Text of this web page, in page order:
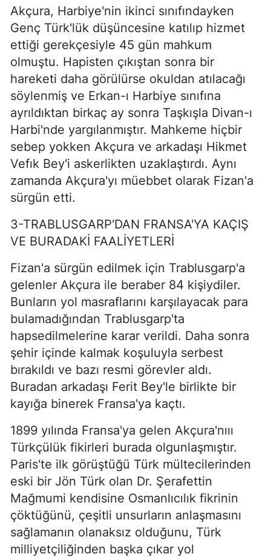
Akçura, Harbiye'nin ikinci sınıfındayken
Genç Türk'lük düşüncesine katılıp hizmet
ettiği gerekçesiyle 45 gün mahkum
olmuştu. Hapisten çıkıştan sonra bir
hareketi daha görülürse okuldan atılacağı
söylenmiş ve Erkan-ı Harbiye sınıfına
ayrıldıktan birkaç ay sonra Taşkışla Divan-ı
Harbi'nde yargılanmıştır. Mahkeme hiçbir
sebep yokken Akçura ve arkadaşı Hikmet
Vefık Bey'i askerlikten uzaklaştırdı. Aynı
zamanda Akçura'yı müebbet olarak Fizan'a
sürgün etti.
3-TRABLUSGARP'DAN FRANSA'YA KAÇIŞ
VE BURADAKİ FAALİYETLERİ
Fizan'a sürgün edilmek için Trablusgarp'a
gelenler Akçura ile beraber 84 kişiydiler.
Bunların yol masraflarını karşılayacak para
bulamadığından Trablusgarp'ta
hapsedilmelerine karar verildi. Daha sonra
şehir içinde kalmak koşuluyla serbest
bırakıldı ve bazı resmi görevler aldı.
Buradan arkadaşı Ferit Bey'le birlikte bir
kayığa binerek Fransa'ya kaçtı.
1899 yılında Fransa'ya gelen Akçura'nııı
Türkçülük fikirleri burada olgunlaşmıştır.
Paris'te ilk görüştüğü Türk mültecilerinden
eski bir Jön Türk olan Dr. Şerafettin
Mağmumi kendisine Osmanlıcılık fikrinin
çöktüğünü, çeşitli unsurların anlaşmasını
sağlamanın olanaksız olduğunu, Türk
milliyetçiliğinden başka çıkar yol